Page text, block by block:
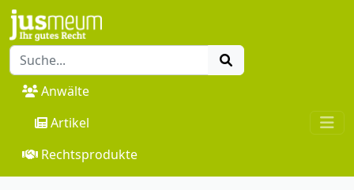
Anwälte
Artikel
Rechtsprodukte